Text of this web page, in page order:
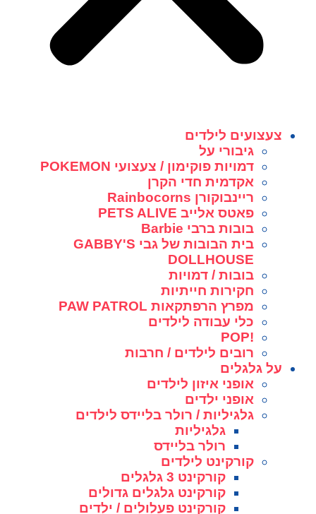
צעצועים לילדים
גיבורי על
דמויות פוקימון / צעצועי POKEMON
אקדמית חדי הקרן
ריינבוקורן Rainbocorns
פאטס אלייב PETS ALIVE
בובות ברבי Barbie
בית הבובות של גבי GABBY'S
DOLLHOUSE
בובות / דמויות
חקירות חייתיות
מפרץ הרפתקאות PAW PATROL
כלי עבודה לילדים
!POP
רובים לילדים / חרבות
על גלגלים
אופני איזון לילדים
אופני ילדים
גלגיליות / רולר בליידס לילדים
גלגיליות
רולר בליידס
קורקינט לילדים
קורקינט 3 גלגלים
קורקינט גלגלים גדולים
קורקינט פעלולים / ילדים